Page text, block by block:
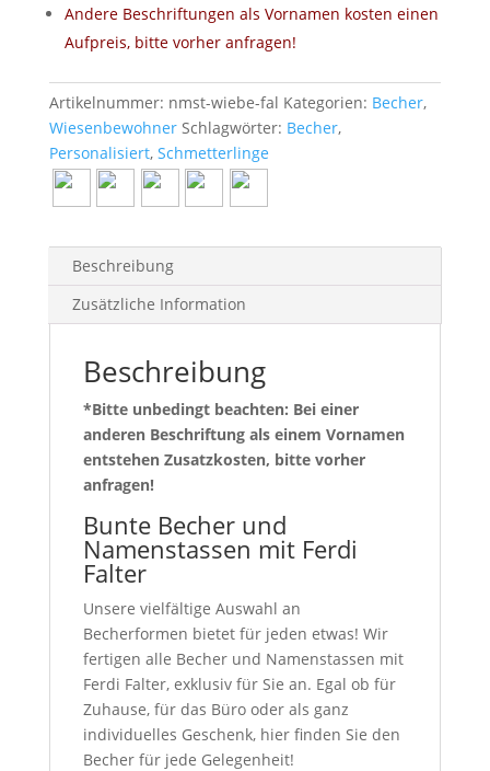
Andere Beschriftungen als Vornamen kosten einen
Aufpreis, bitte vorher anfragen!
Artikelnummer: nmst-wiebe-fal Kategorien: Becher,
Wiesenbewohner Schlagwörter: Becher,
Personalisiert, Schmetterlinge
Beschreibung
Zusätzliche Information
Beschreibung
*Bitte unbedingt beachten: Bei einer
anderen Beschriftung als einem Vornamen
entstehen Zusatzkosten, bitte vorher
anfragen!
Bunte Becher und
Namenstassen mit Ferdi
Falter
Unsere vielfältige Auswahl an
Becherformen bietet für jeden etwas! Wir
fertigen alle Becher und Namenstassen mit
Ferdi Falter, exklusiv für Sie an. Egal ob für
Zuhause, für das Büro oder als ganz
individuelles Geschenk, hier finden Sie den
Becher für jede Gelegenheit!